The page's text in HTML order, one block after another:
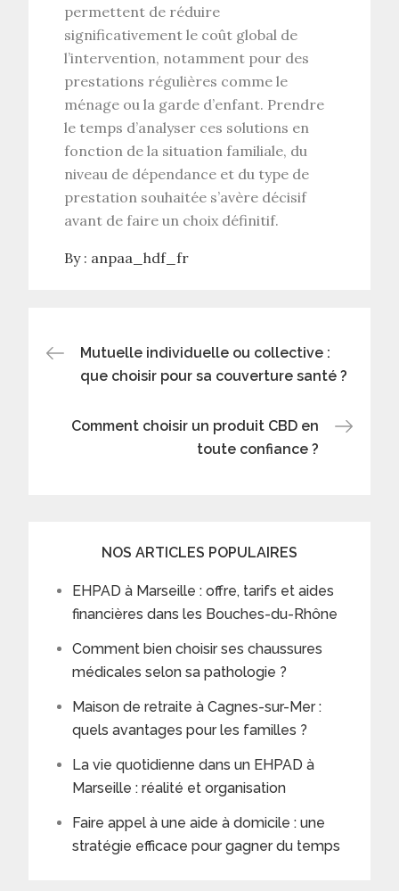
permettent de réduire
significativement le coût global de
l’intervention, notamment pour des
prestations régulières comme le
ménage ou la garde d’enfant. Prendre
le temps d’analyser ces solutions en
fonction de la situation familiale, du
niveau de dépendance et du type de
prestation souhaitée s’avère décisif
avant de faire un choix définitif.
By : anpaa_hdf_fr
Post
navigation
Mutuelle individuelle ou collective :
que choisir pour sa couverture santé ?
Comment choisir un produit CBD en
toute confiance ?
NOS ARTICLES POPULAIRES
EHPAD à Marseille : offre, tarifs et aides
financières dans les Bouches-du-Rhône
Comment bien choisir ses chaussures
médicales selon sa pathologie ?
Maison de retraite à Cagnes-sur-Mer :
quels avantages pour les familles ?
La vie quotidienne dans un EHPAD à
Marseille : réalité et organisation
Faire appel à une aide à domicile : une
stratégie efficace pour gagner du temps